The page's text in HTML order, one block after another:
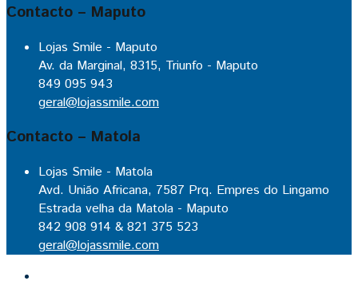
Contacto – Maputo
Lojas Smile - Maputo
Av. da Marginal, 8315, Triunfo - Maputo
849 095 943
geral@lojassmile.com
Contacto – Matola
Lojas Smile - Matola
Avd. União Africana, 7587 Prq. Empres do Lingamo
Estrada velha da Matola - Maputo
842 908 914 & 821 375 523
geral@lojassmile.com